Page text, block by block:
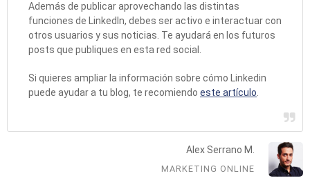
Además de publicar aprovechando las distintas
funciones de LinkedIn, debes ser activo e interactuar con
otros usuarios y sus noticias. Te ayudará en los futuros
posts que publiques en esta red social.
Si quieres ampliar la información sobre cómo Linkedin
puede ayudar a tu blog, te recomiendo este artículo.
Alex Serrano M.
MARKETING ONLINE